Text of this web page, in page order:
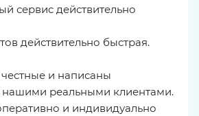
сервис действительно
действительно быстрая.
и написаны
нашими реальными клиентами.
и индивидуально